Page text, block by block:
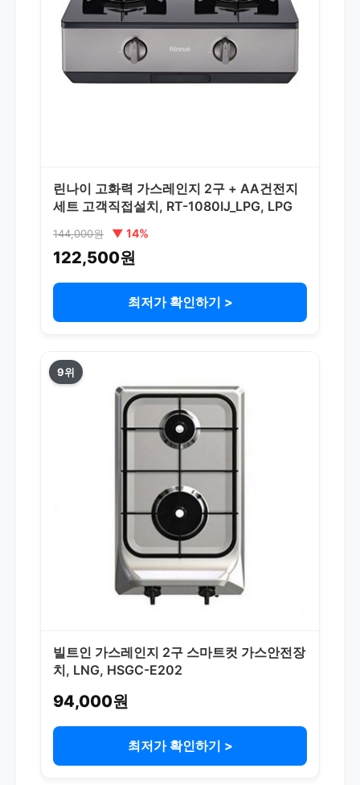
린나이 고화력 가스레인지 2구 + AA건전지
세트 고객직접설치, RT-1080IJ_LPG, LPG
144,000원 ▼ 14%
122,500원
최저가 확인하기 >
9위
빌트인 가스레인지 2구 스마트컷 가스안전장
치, LNG, HSGC-E202
94,000원
최저가 확인하기 >